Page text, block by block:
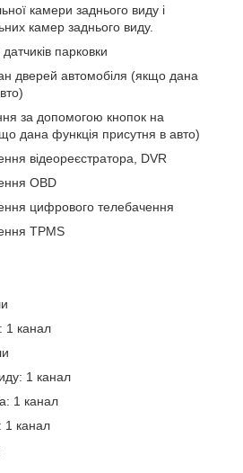
камери заднього виду і
камер заднього виду.
парковки
дверей автомобіля (якщо дана
за допомогою кнопок на
дана функція присутня в авто)
відеореєстратора, DVR
OBD
цифрового телебачення
TPMS
1 канал
1 канал
1 канал
1 канал